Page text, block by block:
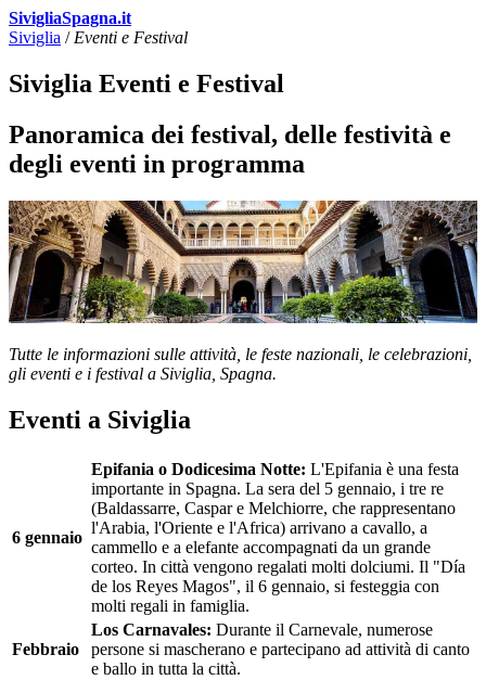
SivigliaSpagna.it
Siviglia / Eventi e Festival
Siviglia Eventi e Festival
Panoramica dei festival, delle festività e
degli eventi in programma
Tutte le informazioni sulle attività, le feste nazionali, le celebrazioni,
gli eventi e i festival a Siviglia, Spagna.
Eventi a Siviglia
6 gennaio
Epifania o Dodicesima Notte: L'Epifania è una festa
importante in Spagna. La sera del 5 gennaio, i tre re
(Baldassarre, Caspar e Melchiorre, che rappresentano
l'Arabia, l'Oriente e l'Africa) arrivano a cavallo, a
cammello e a elefante accompagnati da un grande
corteo. In città vengono regalati molti dolciumi. Il "Día
de los Reyes Magos", il 6 gennaio, si festeggia con
molti regali in famiglia.
Febbraio
Los Carnavales: Durante il Carnevale, numerose
persone si mascherano e partecipano ad attività di canto
e ballo in tutta la città.